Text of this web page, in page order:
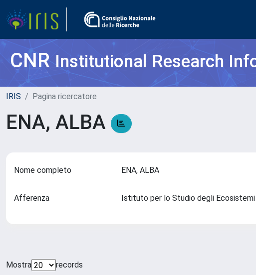
CNRInstitutional Research
IRIS Pagina ricercatore
ENA, ALBA
Nome completo ENA, ALBA
Afferenza Istituto per lo Studio degli
Mostra
records